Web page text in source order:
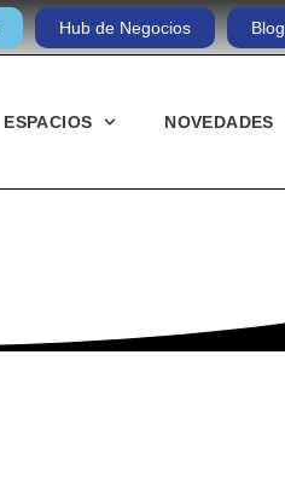
Hub de Negocios Blog
ESPACIOS NOVEDADES